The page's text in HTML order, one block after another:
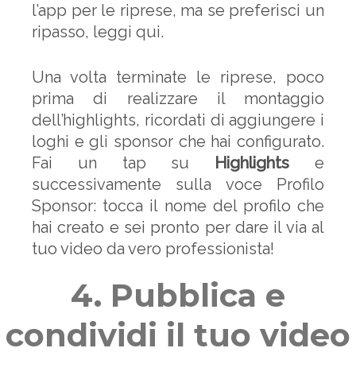
l’app per le riprese, ma se preferisci un
ripasso, leggi qui.
Una volta terminate le riprese, poco
prima di realizzare il montaggio
dell’highlights, ricordati di aggiungere i
loghi e gli sponsor che hai configurato.
Fai un tap su Highlights e
successivamente sulla voce Profilo
Sponsor: tocca il nome del profilo che
hai creato e sei pronto per dare il via al
tuo video da vero professionista!
4. Pubblica e
condividi il tuo video